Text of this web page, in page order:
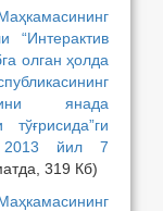
“Интерактив
олган ҳолда
янада
2013 йил 7
319 Кб)